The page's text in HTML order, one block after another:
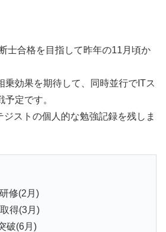
士合格を目指して昨年の11月頃か
乗効果を期待して、同時並行でITス
予定です。
ストの個人的な勉強記録を残しま
修(2月)
得(3月)
破(6月)